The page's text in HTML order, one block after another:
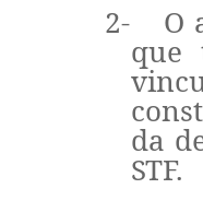
2-
O
que
da
STF.